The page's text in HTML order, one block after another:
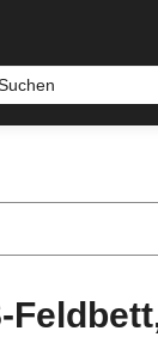
Messer